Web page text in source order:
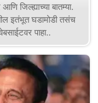
जिल्ह्याच्या बातम्या.
इतंभूत घडामोडी तसंच
पाहा..